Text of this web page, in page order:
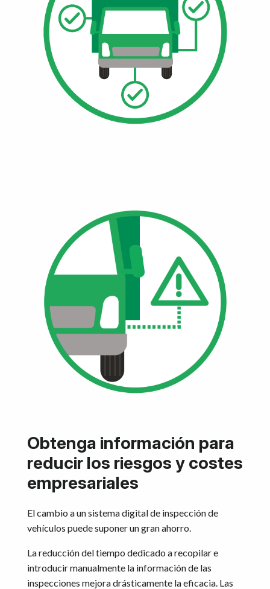
Obtenga información para
reducir los riesgos y costes
empresariales
El cambio a un sistema digital de inspección de
vehículos puede suponer un gran ahorro.
La reducción del tiempo dedicado a recopilar e
introducir manualmente la información de las
inspecciones mejora drásticamente la eficacia. Las